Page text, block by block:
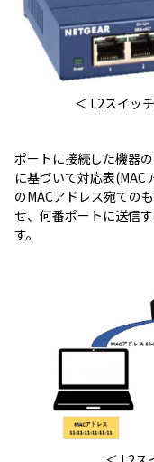
＜ L2スイッ
ポートに接続した機器
に基づいて対応表(MAC
のMACアドレス宛ての
せ、何番ポートに送信
す。